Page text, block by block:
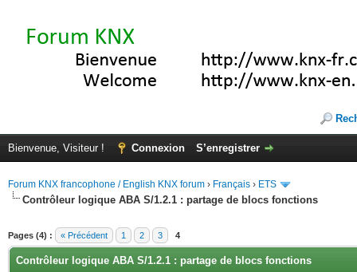
Bienvenue, Visiteur ! Connexion S’enregistrer
Forum KNX francophone / English KNX forum › Français › ETS
Contrôleur logique ABA S/1.2.1 : partage de blocs fonctions
Pages (4) : « Précédent 1 2 3 4
Contrôleur logique ABA S/1.2.1 : partage de blocs fonctions